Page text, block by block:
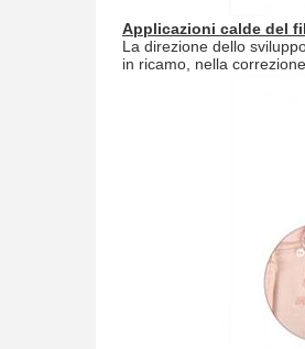
Applicazioni calde del
La direzione dello
in ricamo, nella